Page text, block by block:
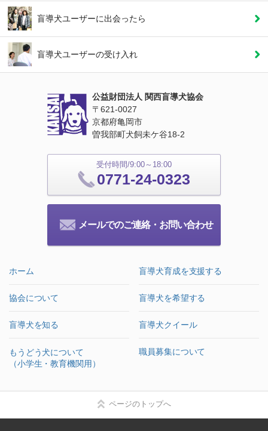
盲導犬ユーザーに出会ったら
盲導犬ユーザーの受け入れ
公益財団法人 関西盲導犬協会
〒621‐0027
京都府亀岡市
曽我部町犬飼未ケ谷18‐2
受付時間/9:00～18:00
0771-24-0323
メールでのご連絡・お問い合わせ
ページのトップへ
ホーム
協会について
盲導犬を知る
もうどう犬について
（小学生・教育機関用）
盲導犬育成を支援する
盲導犬を希望する
盲導犬クイール
職員募集について